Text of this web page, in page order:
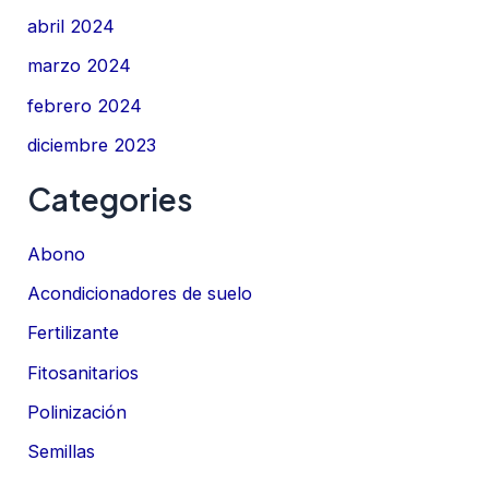
abril 2024
marzo 2024
febrero 2024
diciembre 2023
Categories
Abono
Acondicionadores de suelo
Fertilizante
Fitosanitarios
Polinización
Semillas